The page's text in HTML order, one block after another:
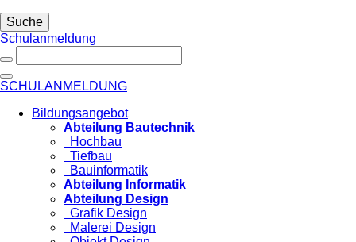
Suche
Schulanmeldung
SCHULANMELDUNG
Bildungsangebot
Abteilung Bautechnik
Hochbau
Tiefbau
Bauinformatik
Abteilung Informatik
Abteilung Design
Grafik Design
Malerei Design